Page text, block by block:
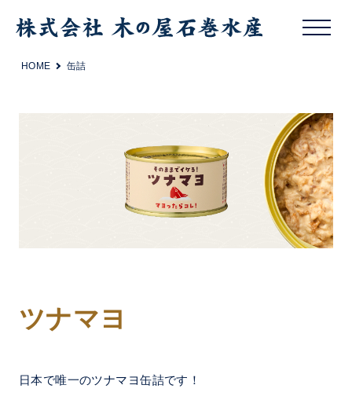
HOME 缶詰
ツナマヨ
日本で唯一のツナマヨ缶詰です！